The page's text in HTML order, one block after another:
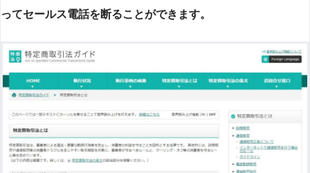
ってセールス電話を断ることができます。